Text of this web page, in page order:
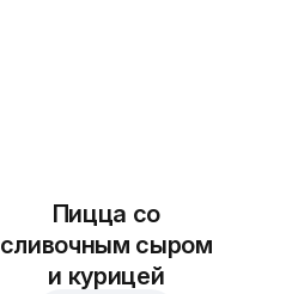
Пицца со
сливочным сыром
и курицей